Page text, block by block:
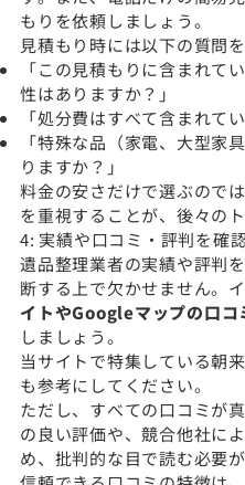
もりを依頼しましょう。
見積もり時には以下の質問
「この見積もりに含まれて
性はありますか？」
「処分費はすべて含まれて
「特殊な品（家電、大型家
りますか？」
料金の安さだけで選ぶので
を重視することが、後々の
4: 実績や口コミ・評判を確
遺品整理業者の実績や評判
断する上で欠かせません。
イトやGoogleマップの口コ
しましょう。
当サイトで特集している朝
も参考にしてください。
ただし、すべての口コミが
の良い評価や、競合他社に
め、批判的な目で読む必要が